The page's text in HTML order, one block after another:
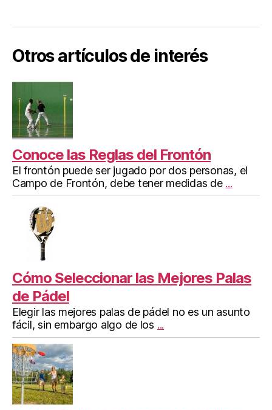
Otros artículos de interés
Conoce las Reglas del Frontón
El frontón puede ser jugado por dos personas, el
Campo de Frontón, debe tener medidas de ...
Cómo Seleccionar las Mejores Palas
de Pádel
Elegir las mejores palas de pádel no es un asunto
fácil, sin embargo algo de los ...